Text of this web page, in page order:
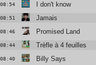
08:54 I don't know
08:51 Jamais
08:46 Promised Land
08:44 Trèfle à 4 feuilles
08:40 Billy Says